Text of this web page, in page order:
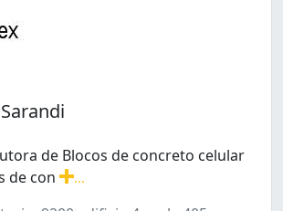
de Blocos de concreto celular
de con